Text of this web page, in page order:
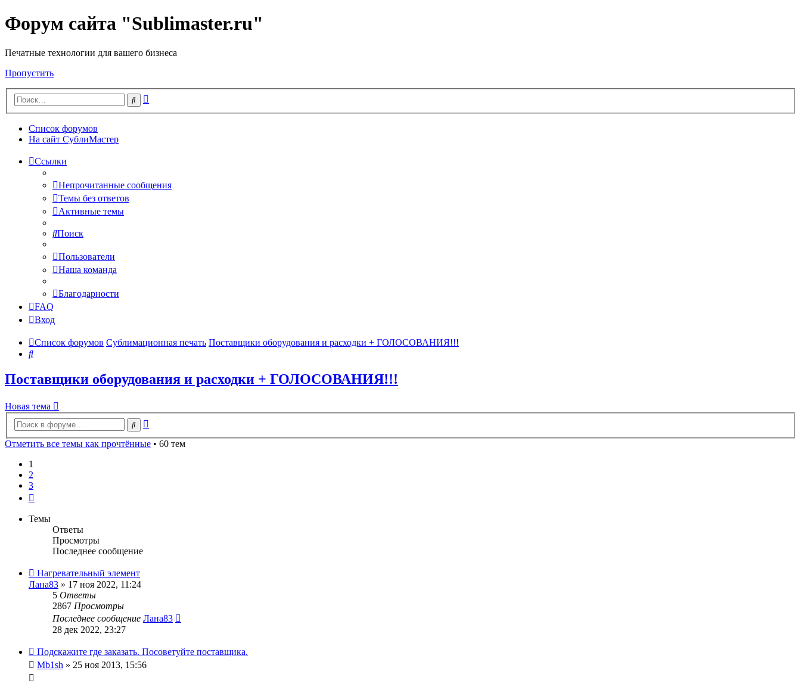
Форум сайта "Sublimaster.ru"
Печатные технологии для вашего бизнеса
Пропустить
Поиск
Список форумов
На сайт СублиМастер
Ссылки
Непрочитанные сообщения
Темы без ответов
Активные темы
Поиск
Пользователи
Наша команда
Благодарности
FAQ
Вход
Список форумов Сублимационная печать Поставщики оборудования и расходки + ГОЛОСОВАНИЯ!!!
Поиск
Поставщики оборудования и расходки + ГОЛОСОВАНИЯ!!!
Новая тема
Поиск
Отметить все темы как прочтённые • 60 тем
1
2
3
Темы
Ответы
Просмотры
Последнее сообщение
Нагревательный элемент
Лана83 » 17 ноя 2022, 11:24
5 Ответы
2867 Просмотры
Последнее сообщение Лана83
28 дек 2022, 23:27
Подскажите где заказать. Посоветуйте поставщика.
Mb1sh » 25 ноя 2013, 15:56